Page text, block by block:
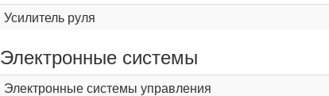
Усилитель руля
Электронные системы
Электронные системы управления